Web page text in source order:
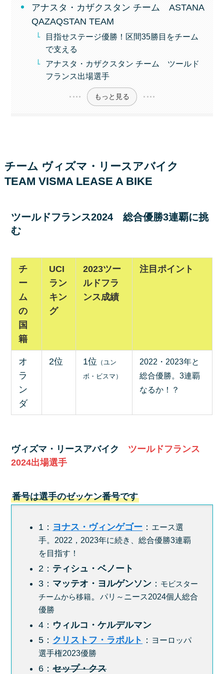
アナスタ・カザクスタン チーム ASTANA
QAZAQSTAN TEAM
目指せステージ優勝！区間35勝目をチーム
で支える
アナスタ・カザクスタン チーム ツールド
フランス出場選手
もっと見る
チーム ヴィズマ・リースアバイク
TEAM VISMA LEASE A BIKE
ツールドフランス2024 総合優勝3連覇に挑
む
チ
ー
ム
の
国
籍
UCI
ラン
キン
グ
2023ツー
ルドフラ
ンス成績
注目ポイント
オ
ラ
ン
ダ
2位 1位 （ユン
ボ・ビスマ）
2022・2023年と
総合優勝。3連覇
なるか！？
ヴィズマ・リースアバイク ツールドフランス
2024出場選手
番号は選手のゼッケン番号です
1： ヨナス・ヴィンゲゴー ： エース選
手。2022，2023年に続き、総合優勝3連覇
を目指す！
2： ティシュ・ベノート
3： マッテオ・ヨルゲンソン ： モビスター
チームから移籍。パリ～ニース2024個人総合
優勝
4： ウィルコ・ケルデルマン
5： クリストフ・ラポルト ： ヨーロッパ
選手権2023優勝
6：セップ・クス